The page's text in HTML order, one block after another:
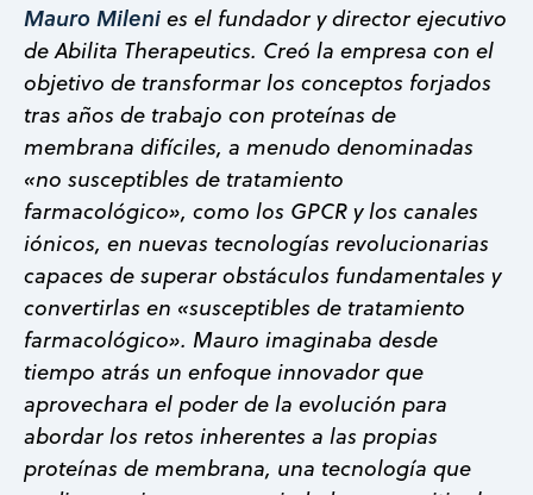
Mauro Milenies el fundador y director ejecutivo
de Abilita Therapeutics. Creó la empresa con el
objetivo de transformar los conceptos forjados
tras años de trabajo con proteínas de
membrana difíciles, a menudo denominadas
«no susceptibles de tratamiento
farmacológico», como los GPCR y los canales
iónicos, en nuevas tecnologías revolucionarias
capaces de superar obstáculos fundamentales y
convertirlas en «susceptibles de tratamiento
farmacológico». Mauro imaginaba desde
tiempo atrás un enfoque innovador que
aprovechara el poder de la evolución para
abordar los retos inherentes a las propias
proteínas de membrana, una tecnología que